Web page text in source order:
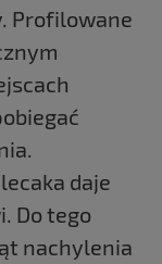
Profilowane
daje
Do tego
nachylenia